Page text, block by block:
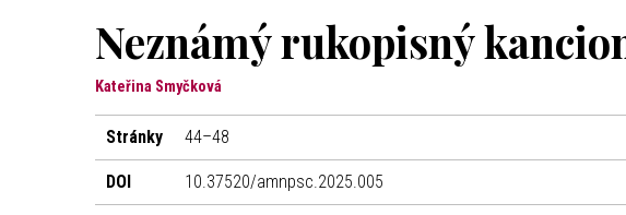
Neznámý rukopisný
Kateřina Smyčková
Stránky 44–48
DOI 10.37520/amnpsc.2025.005